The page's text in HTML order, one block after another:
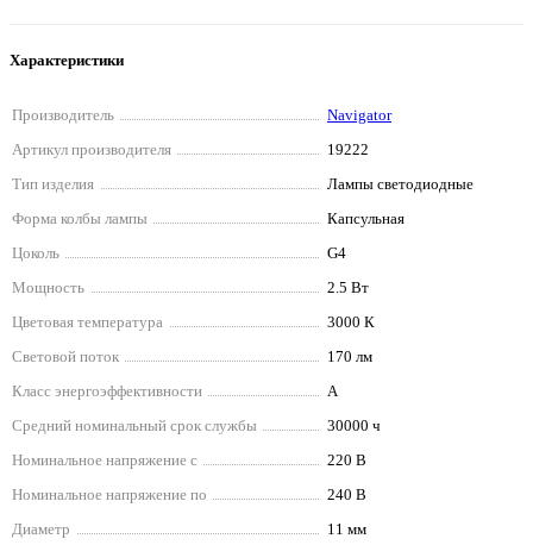
Характеристики
Производитель
Navigator
Артикул производителя
19222
Тип изделия
Лампы светодиодные
Форма колбы лампы
Капсульная
Цоколь
G4
Мощность
2.5 Вт
Цветовая температура
3000 К
Световой поток
170 лм
Класс энергоэффективности
A
Средний номинальный срок службы
30000 ч
Номинальное напряжение с
220 В
Номинальное напряжение по
240 В
Диаметр
11 мм